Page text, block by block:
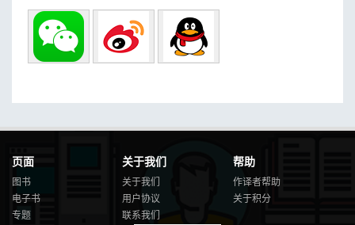
页面
图书
电子书
专题
关于我们
关于我们
用户协议
联系我们
帮助
作译者帮助
关于积分